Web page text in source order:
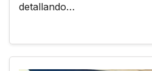
detallando…